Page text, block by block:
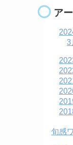
ア
3
旬感